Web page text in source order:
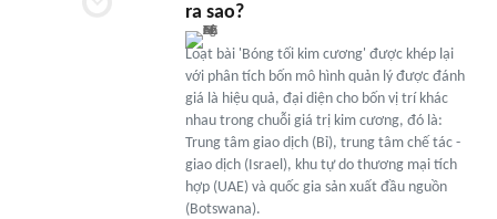
ra sao?
Loạt bài 'Bóng tối kim cương' được khép lại
với phân tích bốn mô hình quản lý được đánh
giá là hiệu quả, đại diện cho bốn vị trí khác
nhau trong chuỗi giá trị kim cương, đó là:
Trung tâm giao dịch (Bỉ), trung tâm chế tác -
giao dịch (Israel), khu tự do thương mại tích
hợp (UAE) và quốc gia sản xuất đầu nguồn
(Botswana).